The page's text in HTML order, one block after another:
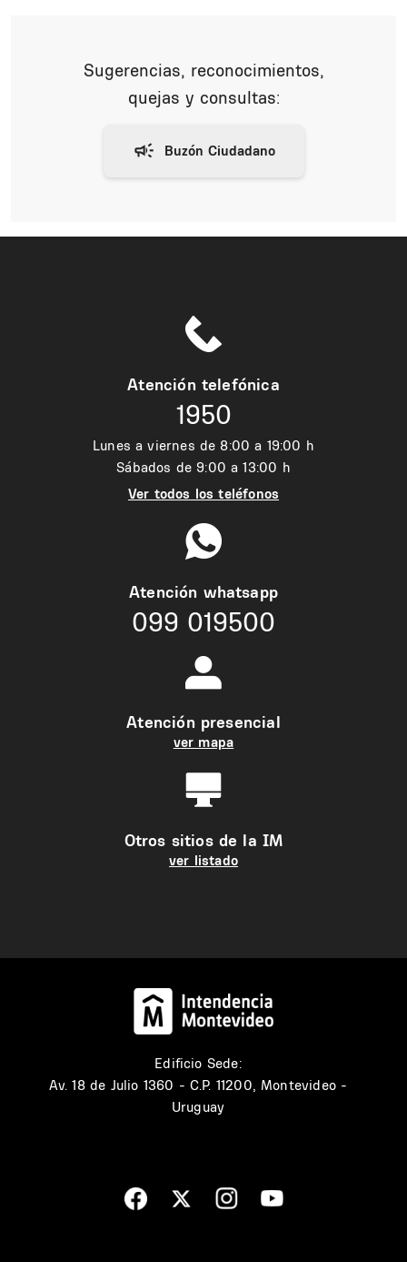
Sugerencias, reconocimientos,
quejas y consultas:
Atención telefónica
1950
Lunes a viernes de 8:00 a 19:00 h
Sábados de 9:00 a 13:00 h
Ver todos los teléfonos
Atención whatsapp
099 019500
Atención presencial
ver mapa
Otros sitios de la IM
ver listado
Edificio Sede:
Av. 18 de Julio 1360 - C.P. 11200, Montevideo -
Uruguay